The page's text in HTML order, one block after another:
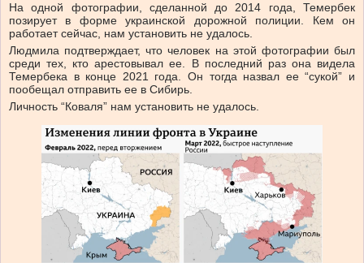
На одной фотографии, сделанной до 2014 года, Темербек
позирует в форме украинской дорожной полиции. Кем он
работает сейчас, нам установить не удалось.
Людмила подтверждает, что человек на этой фотографии был
среди тех, кто арестовывал ее. В последний раз она видела
Темербека в конце 2021 года. Он тогда назвал ее “сукой” и
пообещал отправить ее в Сибирь.
Личность “Коваля” нам установить не удалось.